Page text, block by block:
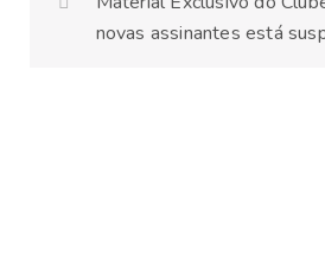
novas assinantes está